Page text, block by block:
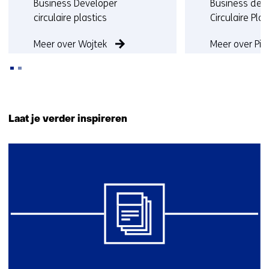
Functie:
Business Developer
circulaire plastics
Meer over Wojtek
Functie:
Business
Circulaire
Meer over
(Neem
ons
op)
Laat je verder inspireren
6
t/m